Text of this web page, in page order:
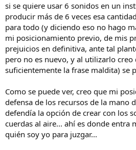
si se quiere usar 6 sonidos en un
producir más de 6 veces esa
para todo (y diciendo eso no hago
mi posicionamiento previo, de mis
prejuicios en definitiva, ante tal
pero no es nuevo, y al utilizarlo creo
suficientemente la frase maldita) se
Como se puede ver, creo que mi
defensa de los recursos de la mano
defendía la opción de crear con los
cuerdas al aire... ahí es donde entra
quién soy yo para juzgar...